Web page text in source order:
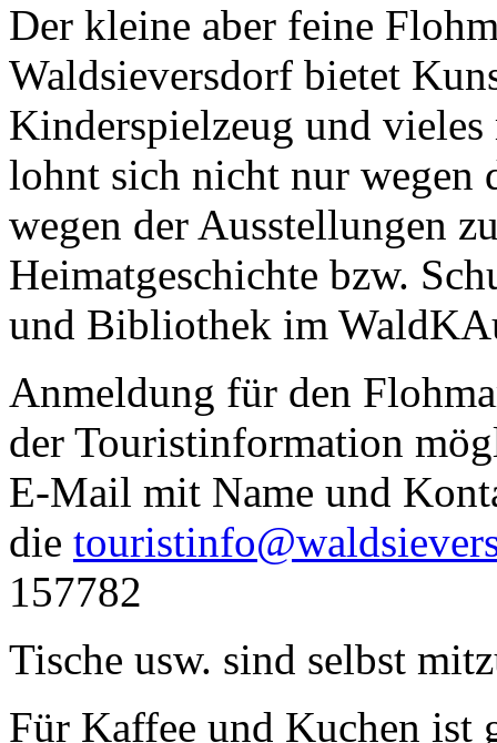
Der kleine aber feine
Waldsieversdorf bietet
Kinderspielzeug und vieles
lohnt sich nicht nur wegen
wegen der Ausstellungen
Heimatgeschichte bzw.
und Bibliothek im
Anmeldung für den
der Touristinformation
E-Mail mit Name und
die
157782
Tische usw. sind selbst
Für Kaffee und Kuchen ist